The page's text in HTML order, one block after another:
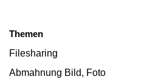
Themen
Filesharing
Abmahnung Bild, Foto